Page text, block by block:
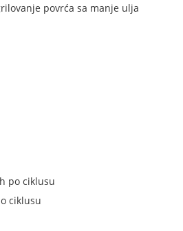
povrća sa manje ulja
po ciklusu
ciklusu